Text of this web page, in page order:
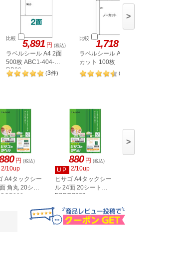
比較 5,891 円 (税込)
ラベルシール A4 2面
500枚 ABC1-404-
RB08
(3件)
比較 1,718
ラベルシール A4 ノー
カット 100枚
(
>
円 (税込)
2/10up
A4タックシー
角丸 20シー
880 円 (税込)
UP
2/10up
ヒサゴ A4タックシー
ル 24面 20シート
FSCOP863
>